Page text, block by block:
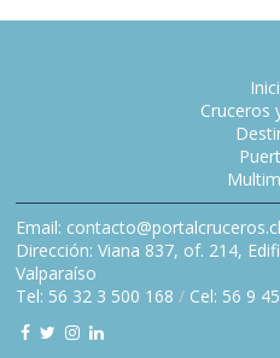
Cruceros
Email: contacto@portalcruceros.cl
Dirección: Viana 837, of. 214,
Valparaíso
Tel: 56 32 3 500 168 / Cel: 56 9